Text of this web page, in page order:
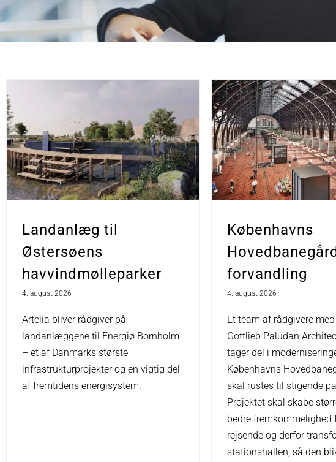
Landanlæg til
Østersøens
havvindmølleparker
4. august 2026
Artelia bliver rådgiver på
landanlæggene til Energiø Bornholm
– et af Danmarks største
infrastrukturprojekter og en vigtig del
af fremtidens energisystem.
Københavns
forvandling
4. august 2026
Et team af rådgivere
Gottlieb Paludan
tager del i
Københavns
skal rustes til stigende
Projektet skal skabe
bedre fremkommelighed
rejsende og derfor
stationshallen, så den